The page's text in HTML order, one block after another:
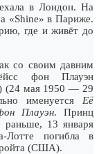
в Лондон. На
«Shine» в Париже.
где и живёт до
со своим давним
фон Плауэн
(24 мая 1950 — 29
именуется Её
Плауэн. Принц
13 января
погибла в
(США).